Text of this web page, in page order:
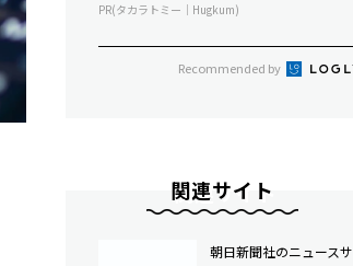
PR(タカラトミー｜Hugkum)
Recommended by
関連サイト
朝日新聞社のニュースサ